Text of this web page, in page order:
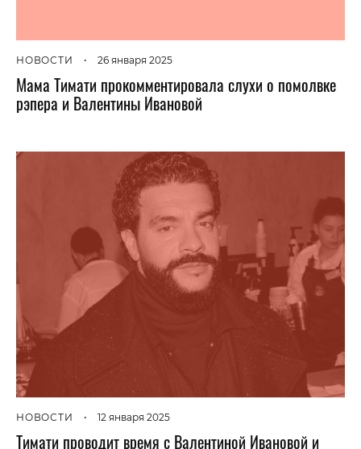
НОВОСТИ • 26 января 2025
Мама Тимати прокомментировала слухи о помолвке
рэпера и Валентины Ивановой
НОВОСТИ • 12 января 2025
Тимати проводит время с Валентиной Ивановой и